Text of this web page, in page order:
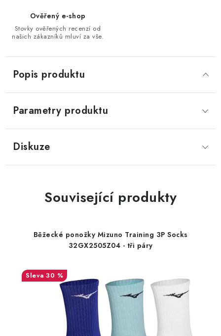
Ověřený e-shop
Stovky ověřených recenzí od
našich zákazníků mluví za vše.
Popis produktu
Parametry produktu
Diskuze
Související produkty
Běžecké ponožky Mizuno Training 3P Socks
32GX2505Z04 - tři páry
30 %